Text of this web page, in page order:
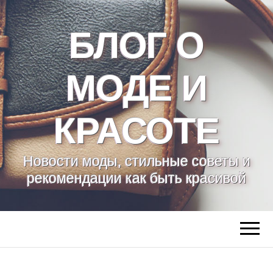
БЛОГ О
МОДЕ И
КРАСОТЕ
Новости моды, стильные советы и
рекомендации как быть красивой